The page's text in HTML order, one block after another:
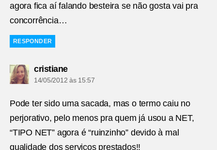
agora fica aí falando besteira se não gosta vai pra
concorrência…
RESPONDER
cristianediz:
14/05/2012 às 15:57
Pode ter sido uma sacada, mas o termo caiu no
perjorativo, pelo menos pra quem já usou a NET,
“TIPO NET” agora é “ruinzinho” devido à mal
qualidade dos serviços prestados!!